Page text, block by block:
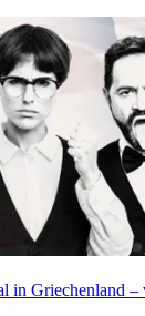
in Griechenland